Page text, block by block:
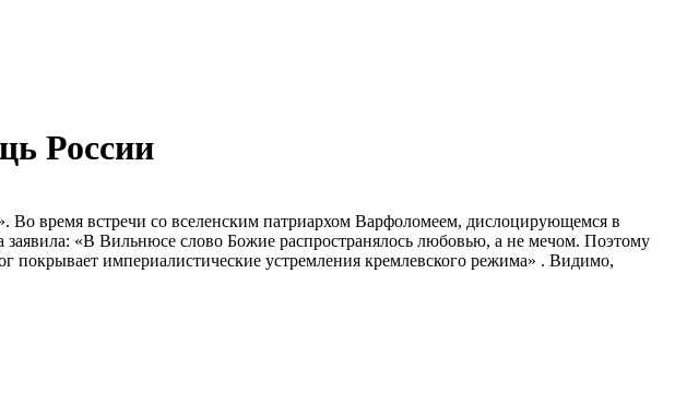
России
Во время встречи со вселенским патриархом Варфоломеем, дислоцирующемся в
«В Вильнюсе слово Божие распространялось любовью, а не мечом. Поэтому
покрывает империалистические устремления кремлевского режима» . Видимо,